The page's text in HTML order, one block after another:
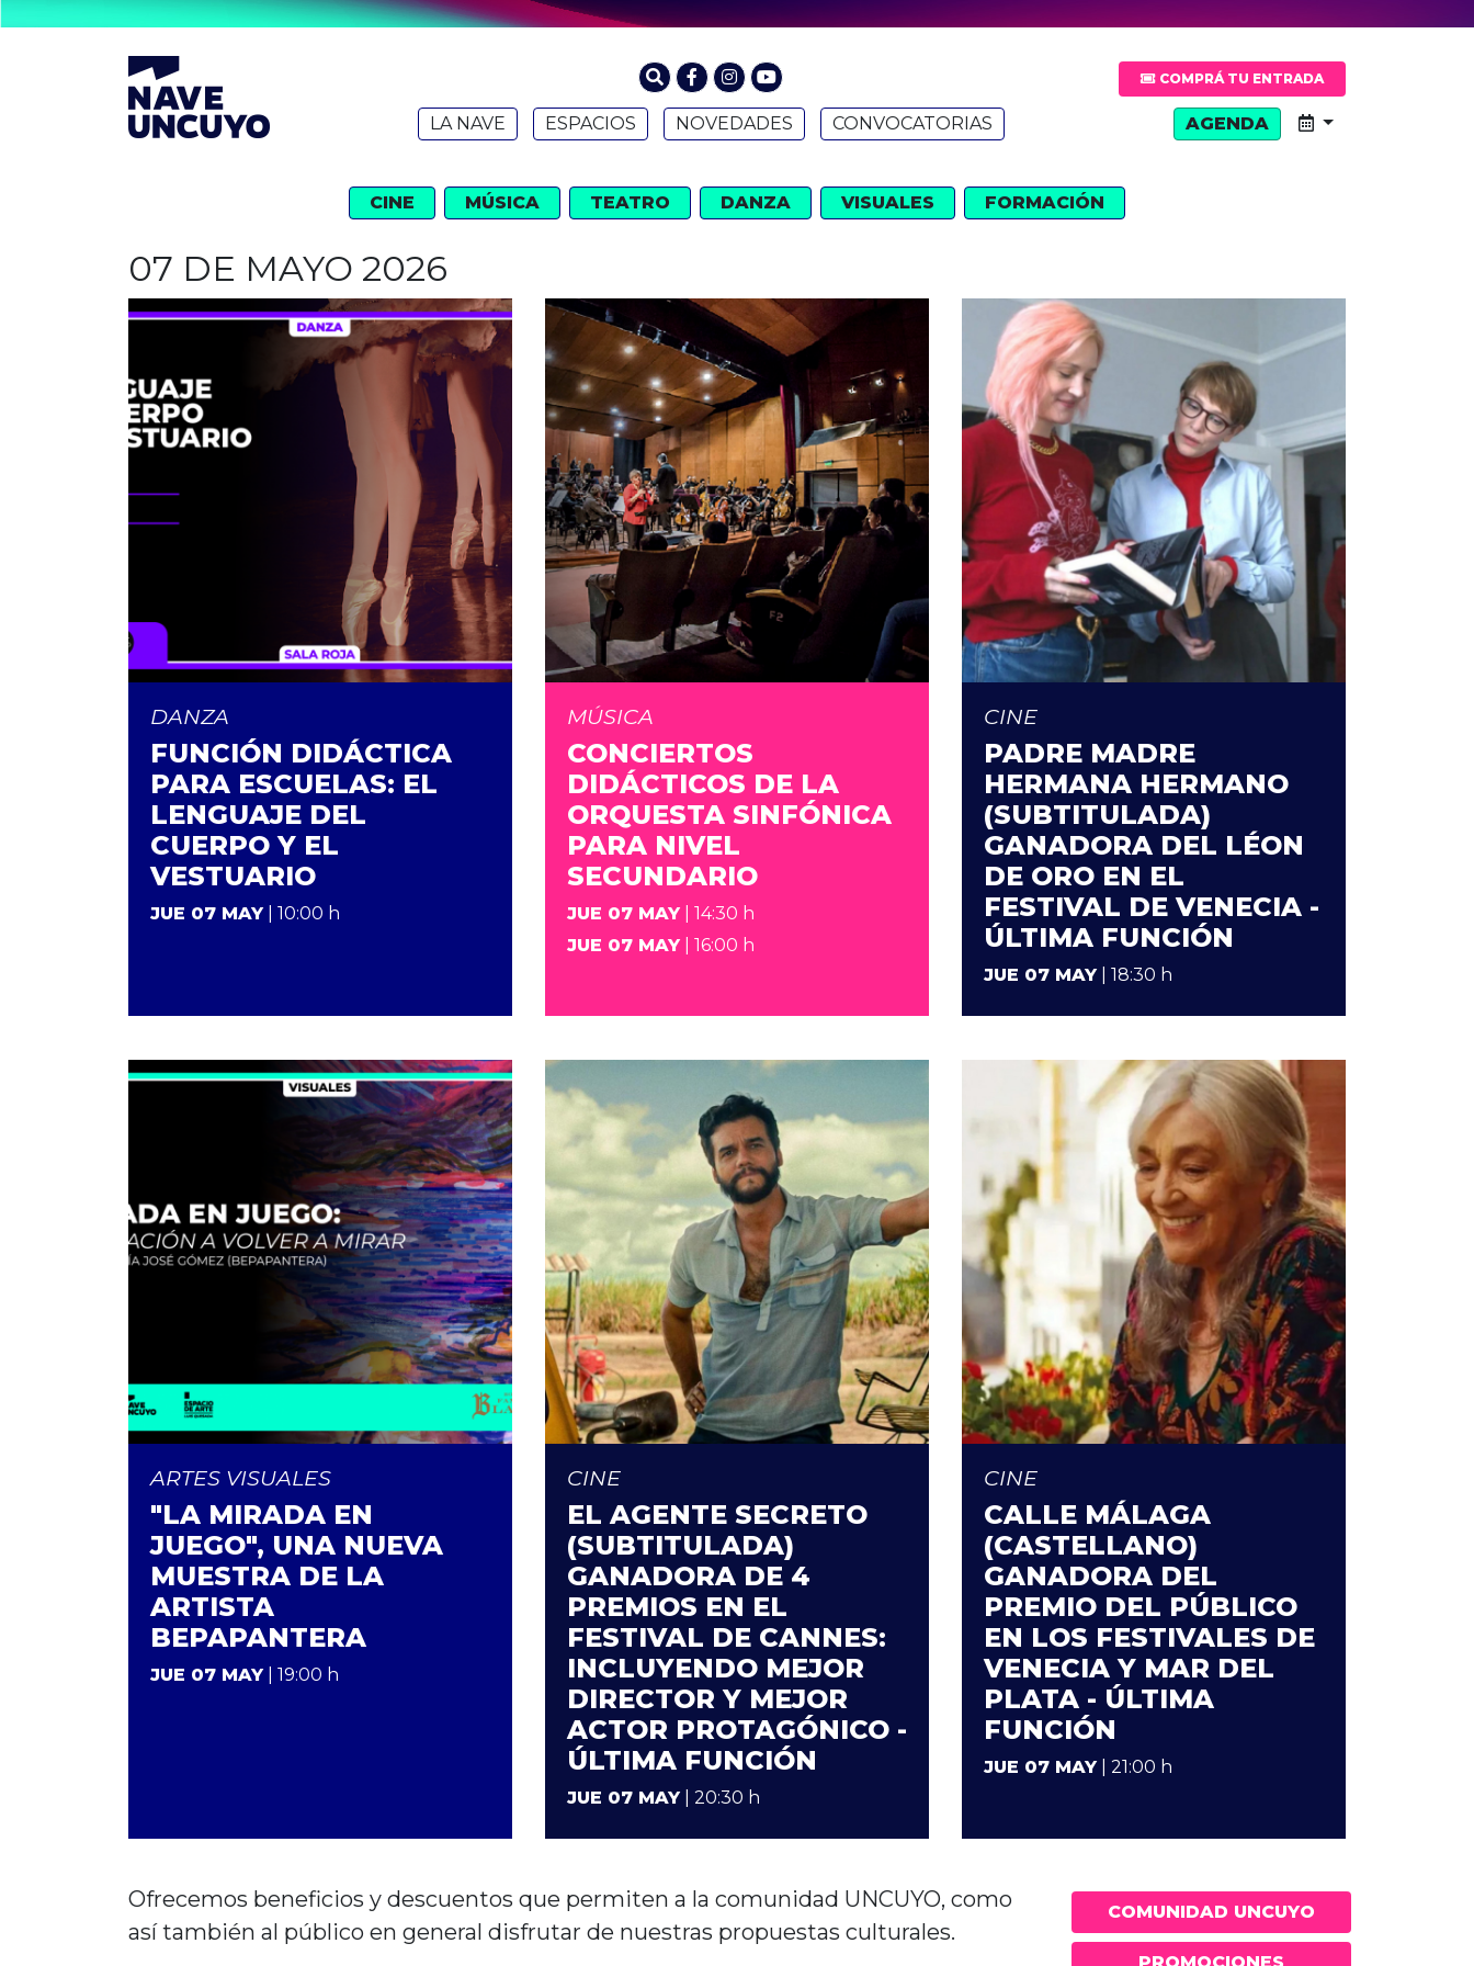
COMPRÁ TU ENTRADA
LA NAVE ESPACIOS NOVEDADES CONVOCATORIAS AGENDA
CINE MÚSICA TEATRO DANZA VISUALES FORMACIÓN
07 DE MAYO 2026
DANZA
FUNCIÓN DIDÁCTICA
PARA ESCUELAS: EL
LENGUAJE DEL
CUERPO Y EL
VESTUARIO
JUE 07 MAY| 10:00 h
MÚSICA
CONCIERTOS
DIDÁCTICOS DE LA
ORQUESTA SINFÓNICA
PARA NIVEL
SECUNDARIO
JUE 07 MAY | 14:30 h
JUE 07 MAY | 16:00 h
CINE
PADRE MADRE
HERMANA HERMANO
(SUBTITULADA)
GANADORA DEL LÉON
DE ORO EN EL
FESTIVAL DE VENECIA -
ÚLTIMA FUNCIÓN
JUE 07 MAY| 18:30 h
ARTES VISUALES
"LA MIRADA EN
JUEGO", UNA NUEVA
MUESTRA DE LA
ARTISTA
BEPAPANTERA
JUE 07 MAY| 19:00 h
CINE
EL AGENTE SECRETO
(SUBTITULADA)
GANADORA DE 4
PREMIOS EN EL
FESTIVAL DE CANNES:
INCLUYENDO MEJOR
DIRECTOR Y MEJOR
ACTOR PROTAGÓNICO -
ÚLTIMA FUNCIÓN
JUE 07 MAY| 20:30 h
CINE
CALLE MÁLAGA
(CASTELLANO)
GANADORA DEL
PREMIO DEL PÚBLICO
EN LOS FESTIVALES DE
VENECIA Y MAR DEL
PLATA - ÚLTIMA
FUNCIÓN
JUE 07 MAY| 21:00 h
Ofrecemos beneficios y descuentos que permiten a la comunidad UNCUYO, como
así también al público en general disfrutar de nuestras propuestas culturales.
COMUNIDAD UNCUYO